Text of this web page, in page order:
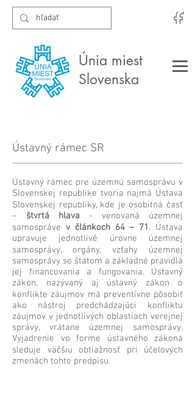
Únia miest
Slovenska
Ústavný rámec SR
Ústavný rámec pre územnú samosprávu v
Slovenskej republike tvoria najmä Ústava
Slovenskej republiky, kde je osobitná časť
– štvrtá hlava - venovaná územnej
samospráve v článkoch 64 – 71. Ústava
upravuje jednotlivé úrovne územnej
samosprávy, orgány, vzťahy územnej
samosprávy so štátom a základné pravidlá
jej financovania a fungovania. Ústavný
zákon, nazývaný aj ústavný zákon o
konflikte záujmov má preventívne pôsobiť
ako nástroj predchádzajúci konfliktu
záujmov v jednotlivých oblastiach verejnej
správy, vrátane územnej samosprávy.
Vyjadrenie vo forme ústavného zákona
sleduje väčšiu obtiažnosť pri účelových
zmenách tohto predpisu.